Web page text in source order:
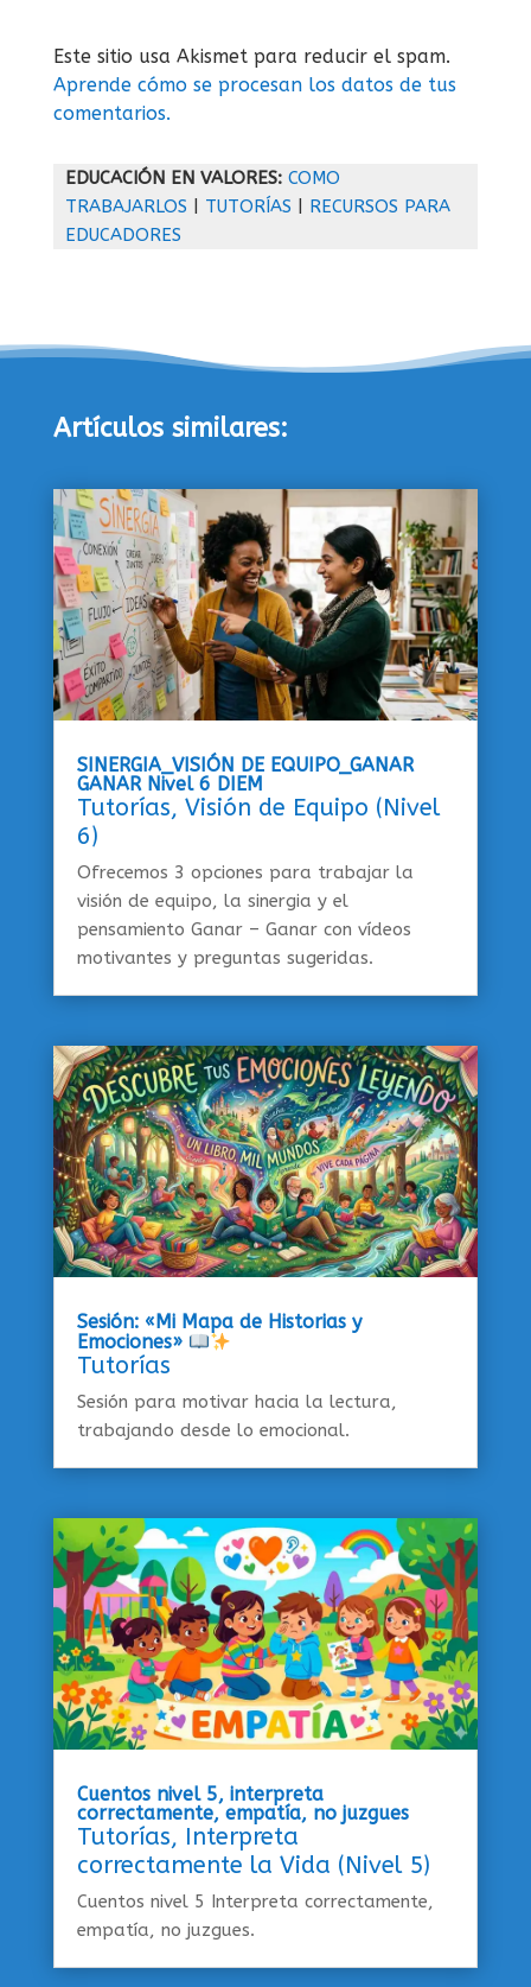
Este sitio usa Akismet para reducir el spam.
Aprende cómo se procesan los datos de tus
comentarios.
EDUCACIÓN EN VALORES: COMO
TRABAJARLOS
TUTORÍAS
RECURSOS PARA
EDUCADORES
Artículos similares:
SINERGIA_VISIÓN DE EQUIPO_GANAR
GANAR Nivel 6 DIEM
Tutorías, Visión de Equipo (Nivel
6)
Ofrecemos 3 opciones para trabajar la
visión de equipo, la sinergia y el
pensamiento Ganar – Ganar con vídeos
motivantes y preguntas sugeridas.
Sesión: «Mi Mapa de Historias y
Emociones»
Tutorías
Sesión para motivar hacia la lectura,
trabajando desde lo emocional.
Cuentos nivel 5, interpreta
correctamente, empatía, no juzgues
Tutorías, Interpreta
correctamente la Vida (Nivel 5)
Cuentos nivel 5 Interpreta correctamente,
empatía, no juzgues.